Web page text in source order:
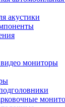
акустики
мониторы